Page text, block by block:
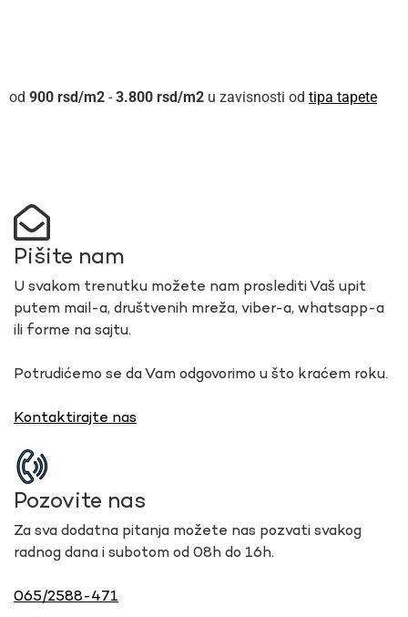
900 rsd - 3.800 rsd u zavisnosti od tipa tapete
Pišite nam
U svakom trenutku možete nam proslediti Vaš upit
putem mail-a, društvenih mreža, viber-a, whatsapp-a
ili forme na sajtu.
Potrudićemo se da Vam odgovorimo u što kraćem roku.
Kontaktirajte nas
Pozovite nas
Za sva dodatna pitanja možete nas pozvati svakog
radnog dana i subotom od 08h do 16h.
065/2588-471